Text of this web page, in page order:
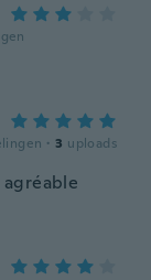
· 3 uploads